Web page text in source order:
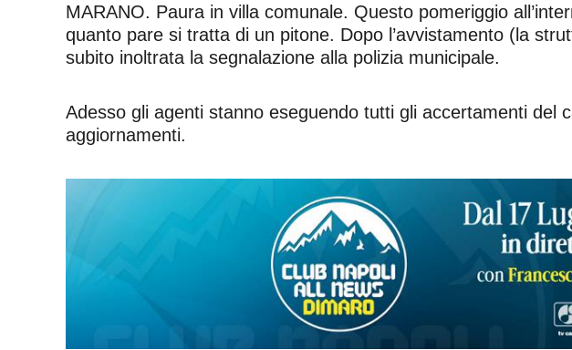
MARANO. Paura in villa comunale. Questo pomeriggio
quanto pare si tratta di un pitone. Dopo l’avvistamento (la
subito inoltrata la segnalazione alla polizia municipale.
Adesso gli agenti stanno eseguendo tutti gli accertamenti del
aggiornamenti.